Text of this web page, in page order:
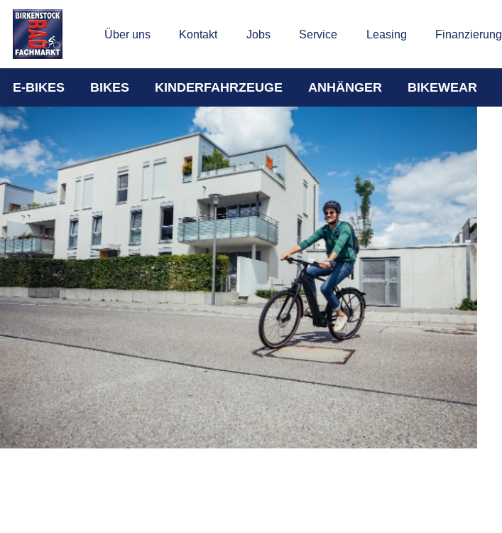
Über uns Kontakt Jobs Service Leasing Finanzierung
E-BIKES BIKES KINDERFAHRZEUGE ANHÄNGER BIKEWEAR